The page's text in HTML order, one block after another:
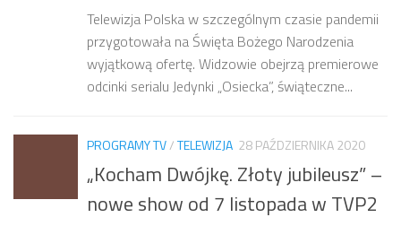
Telewizja Polska w szczególnym czasie pandemii
przygotowała na Święta Bożego Narodzenia
wyjątkową ofertę. Widzowie obejrzą premierowe
odcinki serialu Jedynki „Osiecka”, świąteczne...
PROGRAMY TV/TELEWIZJA 28 PAŹDZIERNIKA 2020
„Kocham Dwójkę. Złoty jubileusz” –
nowe show od 7 listopada w TVP2